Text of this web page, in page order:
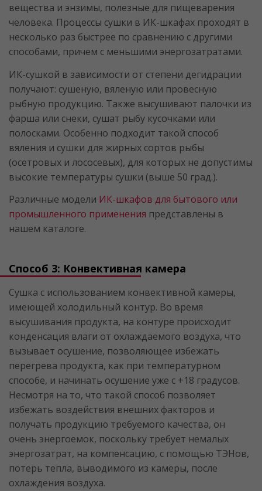
вещества и энзимы, полезные для пищеварения
человека. Процессы сушки в ИК-шкафах проходят в
несколько раз быстрее по сравнению с другими
способами, причем с меньшими энергозатратами.
ИК-сушкой в зависимости от степени дегидрации
получают: сушеную, вяленую или провесную
рыбную продукцию. Также высушивают палочки из
фарша или снеки, сушат рыбу кусочками или
полосками. Особенно подходит такой способ
вяления и сушки для жирных сортов рыбы
(осетровых и лососевых), для которых не допустимы
высокие температуры сушки (выше 50 град.).
Различные модели ИК-шкафов для бытового или
промышленного применения представлены в
нашем каталоге.
Способ 3: Конвективная камера
Сушка с использованием конвективной камеры,
имеющей холодильный контур. Во время
высушивания продукта, на контуре происходит
конденсация влаги от охлаждаемого воздуха, что
вызывает осушение, позволяющее избежать
перегрева продукта, как при температурном
способе, и начинать осушение уже с +18 градусов.
Несмотря на то, что такой способ позволяет
избежать воздействия внешних факторов и
получать продукцию требуемого качества, он
очень энергоемок, поскольку требует немалых
энергозатрат, на компенсацию, с помощью ТЭНов,
потерь тепла, выводимого из камеры, после
охлаждения воздуха.